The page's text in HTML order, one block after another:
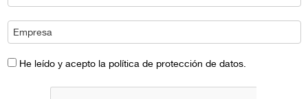
He leído y acepto la política de protección de datos.